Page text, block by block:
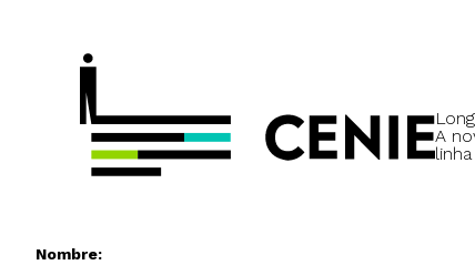
A
Nombre: